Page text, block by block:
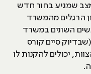
שמגיע בחור חדש
הרגלים מהמשרד
השונים במשרד
סיים קורס
יכולים להקנות לו